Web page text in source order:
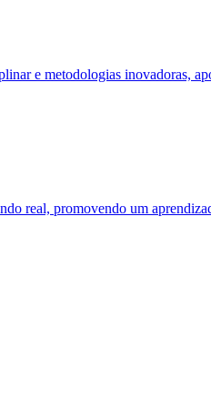
e metodologias inovadoras,
real, promovendo um